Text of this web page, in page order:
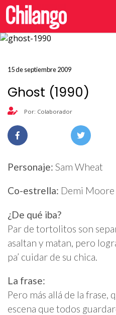
15 de septiembre 2009
Ghost (1990)
Por: Colaborador
Personaje: Sam Wheat
Co-estrella: Demi Moore
¿De qué iba?
Par de tortolitos son
asaltan y matan, pero
pa’ cuidar de su chica.
La frase:
Pero más allá de la frase,
escena que todos